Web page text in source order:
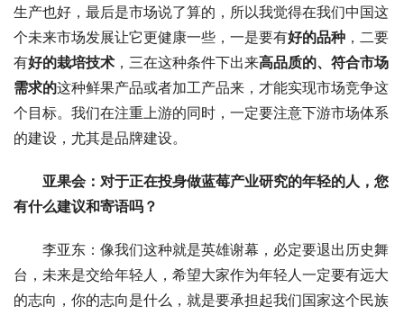
生产也好，最后是市场说了算的，所以我觉得在我们中国这
个未来市场发展让它更健康一些，一是要有好的品种 ，二要
有好的栽培技术 ，三在这种条件下出来高品质的、符合市场
需求的这种鲜果产品或者加工产品来，才能实现市场竞争这
个目标。我们在注重上游的同时，一定要注意下游市场体系
的建设，尤其是品牌建设。
亚果会：对于正在投身做蓝莓产业研究的年轻的人，您
有什么建议和寄语吗？
李亚东：像我们这种就是英雄谢幕，必定要退出历史舞
台，未来是交给年轻人，希望大家作为年轻人一定要有远大
的志向，你的志向是什么，就是要承担起我们国家这个民族